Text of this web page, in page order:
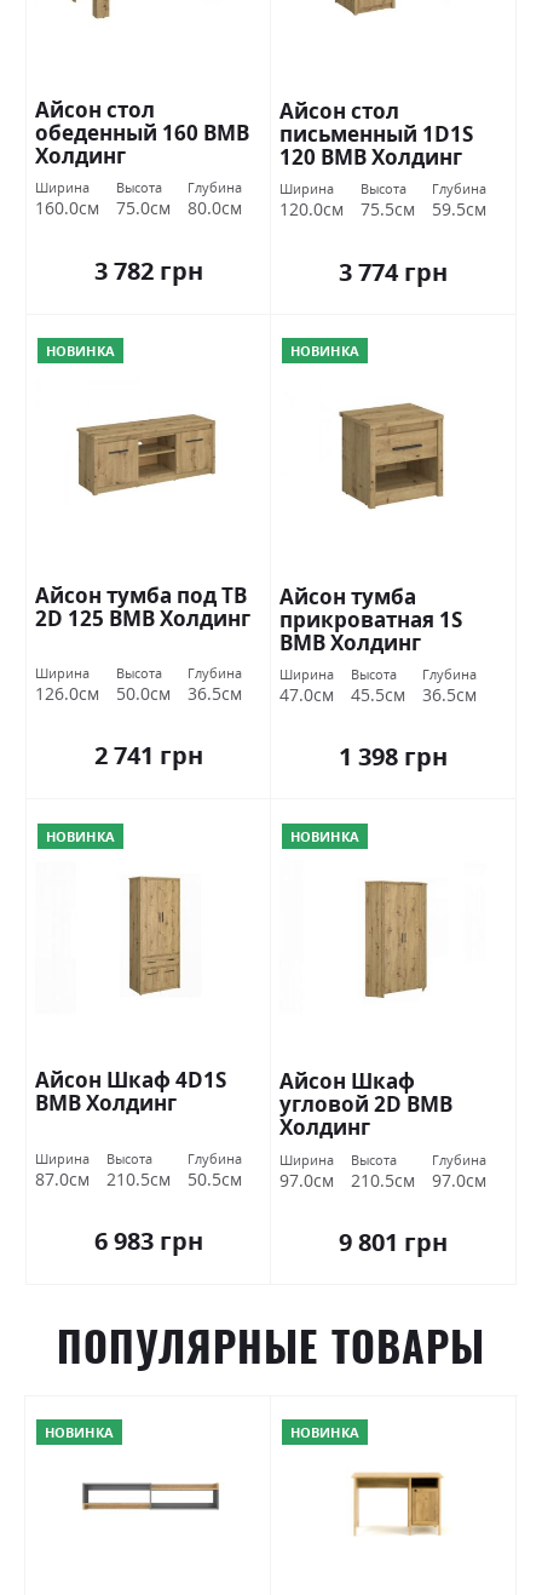
Айсон стол
обеденный 160 ВМВ
Холдинг
Ширина
160.0см
Высота
75.0см
Глубина
80.0см
3 782 грн
Айсон стол
письменный 1D1S
120 ВМВ Холдинг
Ширина
120.0см
Высота
75.5см
Глубина
59.5см
3 774 грн
НОВИНКА
Айсон тумба под ТВ
2D 125 ВМВ Холдинг
Ширина
126.0см
Высота
50.0см
Глубина
36.5см
2 741 грн
НОВИНКА
Айсон тумба
прикроватная 1S
ВМВ Холдинг
Ширина
47.0см
Высота
45.5см
Глубина
36.5см
1 398 грн
НОВИНКА
Айсон Шкаф 4D1S
ВМВ Холдинг
Ширина
87.0см
Высота
210.5см
Глубина
50.5см
6 983 грн
НОВИНКА
Айсон Шкаф
угловой 2D ВМВ
Холдинг
Ширина
97.0см
Высота
210.5см
Глубина
97.0см
9 801 грн
ПОПУЛЯРНЫЕ ТОВАРЫ
НОВИНКА НОВИНКА